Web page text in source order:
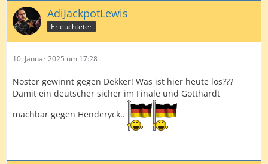
AdiJackpotLewis
Erleuchteter
10. Januar 2025 um 17:28
Noster gewinnt gegen Dekker! Was ist hier heute los???
Damit ein deutscher sicher im Finale und Gotthardt
machbar gegen Henderyck..